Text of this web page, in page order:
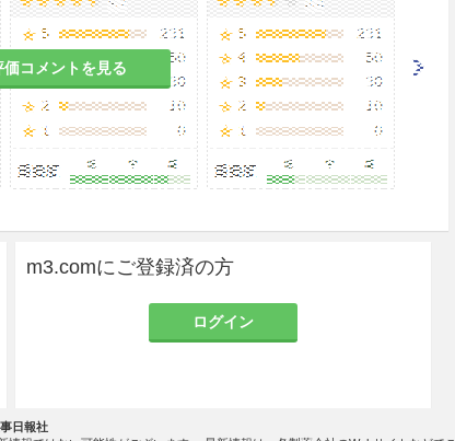
ること。
、泌尿器科用（膀胱・外性器の消毒等）には使
こと。眼に入った場合は直ちによく水洗するこ
は、蒸気の吸入に注意すること。〔エタノール
家族歴のある患者
コメントを見る
m3.comにご登録済の方
ログイン
日報社